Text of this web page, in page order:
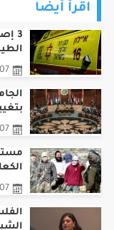
اقرأ أيضا
3
07 أغسطس، 2026 - 05:08pm
07 أغسطس، 2026 - 01:08pm
07 أغسطس، 2026 - 12:08pm